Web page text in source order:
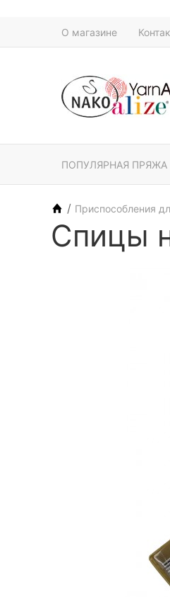
О магазине
ПОПУЛЯРНАЯ ПРЯЖА
/ Приспособления
Спицы